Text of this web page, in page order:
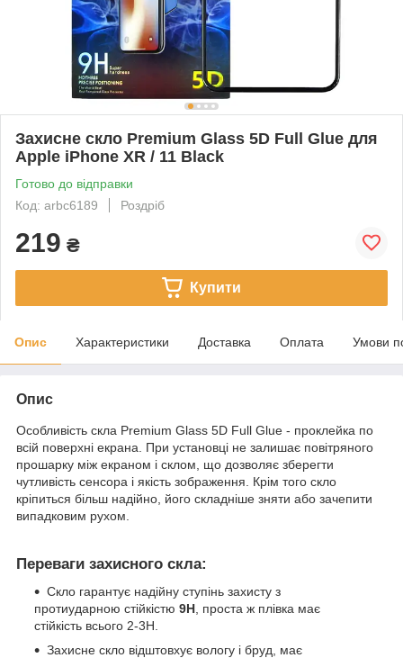
Захисне скло Premium Glass 5D Full Glue для
Apple iPhone XR / 11 Black
Готово до відправки
Код: arbc6189
Роздріб
219 ₴
Купити
Опис Характеристики Доставка Оплата Умови
Опис
Особливість скла Premium Glass 5D Full Glue - проклейка по
всій поверхні екрана. При установці не залишає повітряного
прошарку між екраном і склом, що дозволяє зберегти
чутливість сенсора і якість зображення. Крім того скло
кріпиться більш надійно, його складніше зняти або зачепити
випадковим рухом.
Переваги захисного скла:
Скло гарантує надійну ступінь захисту з
протиударною стійкістю 9H , проста ж плівка має
стійкість всього 2-3H.
Захисне скло відштовхує вологу і бруд, має